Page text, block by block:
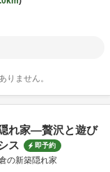
りません。
れ家—贅沢と遊び
ス
即予約
の新築隠れ家